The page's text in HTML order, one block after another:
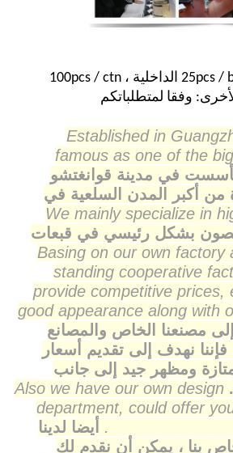
Established in
famous as one of the
في مدينة قوانغتشو
من أكبر المدن السلعية في
We mainly specialize in
بشكل رئيسي في قبعات
Basing on our own factory
standing cooperative
provide competitive prices,
good appearance along with
إلى مصنعنا الخاص والمصانع
، فإننا نهدف إلى تقديم أسعار
ومظهر جيد إلى جانب
Also we have our own design
department, could offer
أيضا لدينا
بنا ، يمكن أن نقدم لك